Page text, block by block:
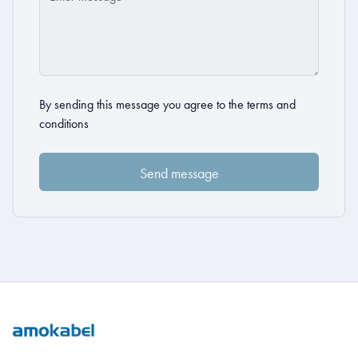
By sending this message you agree to the terms and
conditions